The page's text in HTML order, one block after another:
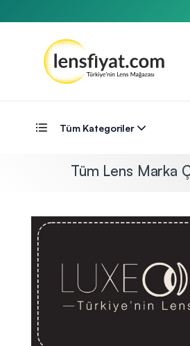
Tüm Kategoriler
Tüm Lens Marka